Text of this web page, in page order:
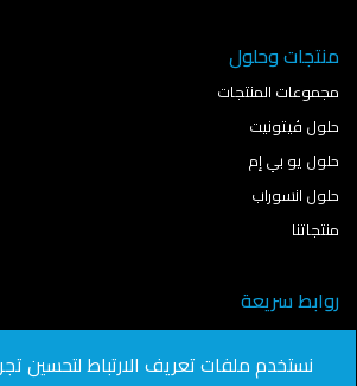
منتجات وحلول
مجموعات المنتجات
حلول ڤيتونيت
حلول يو بي إم
حلول انسوراب
منتجاتنا
روابط سريعة
نمذجة معلومات البناء
آخر الأخبار
نستخدم ملفات تعريف الارتباط لتحسين